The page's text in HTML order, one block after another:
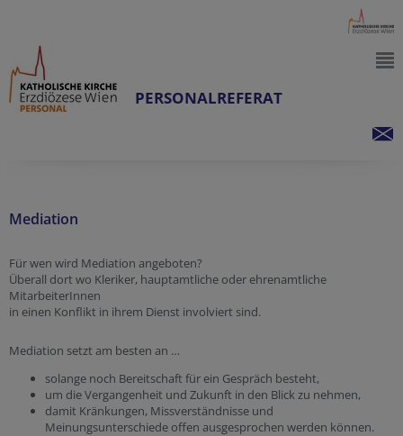
PERSONALREFERAT
Mediation
Für wen wird Mediation angeboten?
Überall dort wo Kleriker, hauptamtliche oder ehrenamtliche
MitarbeiterInnen
in einen Konflikt in ihrem Dienst involviert sind.
Mediation setzt am besten an …
solange noch Bereitschaft für ein Gespräch besteht,
um die Vergangenheit und Zukunft in den Blick zu nehmen,
damit Kränkungen, Missverständnisse und
Meinungsunterschiede offen ausgesprochen werden können.